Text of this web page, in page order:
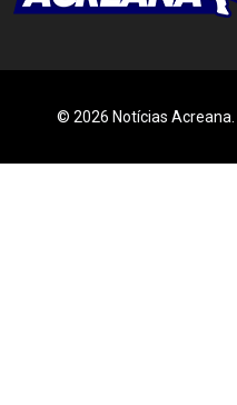
© 2026 Notícias